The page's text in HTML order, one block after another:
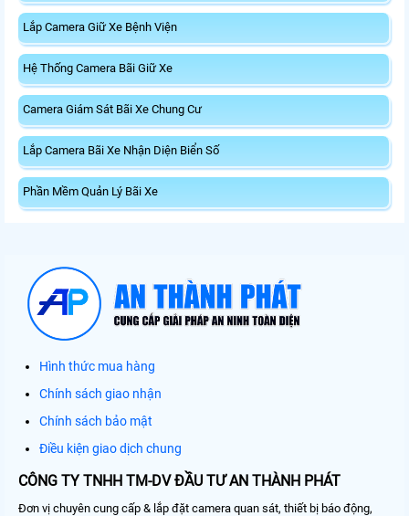
Lắp Camera Giữ Xe Bệnh Viện
Hệ Thống Camera Bãi Giữ Xe
Camera Giám Sát Bãi Xe Chung Cư
Lắp Camera Bãi Xe Nhận Diện Biển Số
Phần Mềm Quản Lý Bãi Xe
Hình thức mua hàng
Chính sách giao nhận
Chính sách bảo mật
Điều kiện giao dịch chung
CÔNG TY TNHH TM-DV ĐẦU TƯ AN THÀNH PHÁT
Đơn vị chuyên cung cấp & lắp đặt camera quan sát, thiết bị báo động,